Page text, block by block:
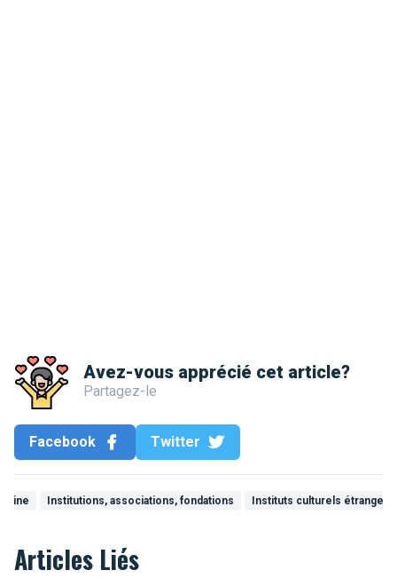
Avez-vous apprécié cet article?
Partagez-le
Facebook Twitter
Institutions, associations, fondations Instituts culturels étrangers
Articles Liés